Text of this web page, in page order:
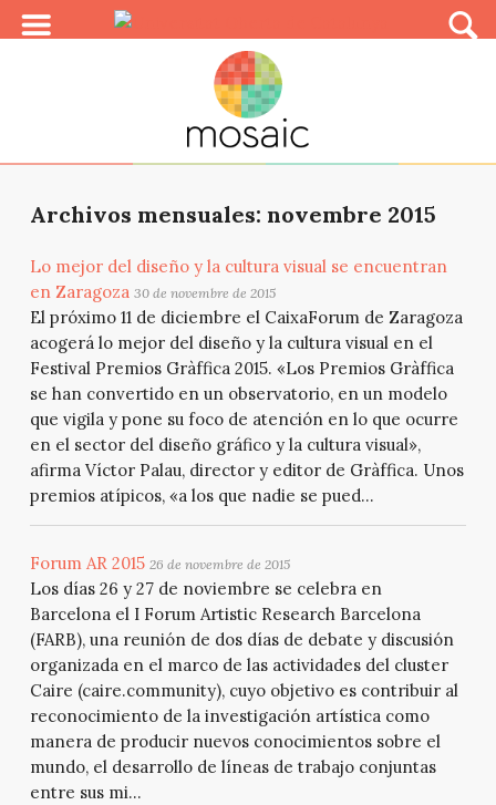
Archivos mensuales: novembre 2015
Lo mejor del diseño y la cultura visual se encuentran
en Zaragoza 30 de novembre de 2015
El próximo 11 de diciembre el CaixaForum de Zaragoza
acogerá lo mejor del diseño y la cultura visual en el
Festival Premios Gràffica 2015. «Los Premios Gràffica
se han convertido en un observatorio, en un modelo
que vigila y pone su foco de atención en lo que ocurre
en el sector del diseño gráfico y la cultura visual»,
afirma Víctor Palau, director y editor de Gràffica. Unos
premios atípicos, «a los que nadie se pued...
Forum AR 2015 26 de novembre de 2015
Los días 26 y 27 de noviembre se celebra en
Barcelona el I Forum Artistic Research Barcelona
(FARB), una reunión de dos días de debate y discusión
organizada en el marco de las actividades del cluster
Caire (caire.community), cuyo objetivo es contribuir al
reconocimiento de la investigación artística como
manera de producir nuevos conocimientos sobre el
mundo, el desarrollo de líneas de trabajo conjuntas
entre sus mi...